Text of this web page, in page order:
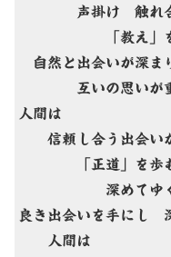
声掛け 触れ合
「教え」を
自然と出会いが深ま
互いの思いが重
人間は
信頼し合う出会い
「正道」を歩む
深めてゆくも
良き出会いを手にし
人間は